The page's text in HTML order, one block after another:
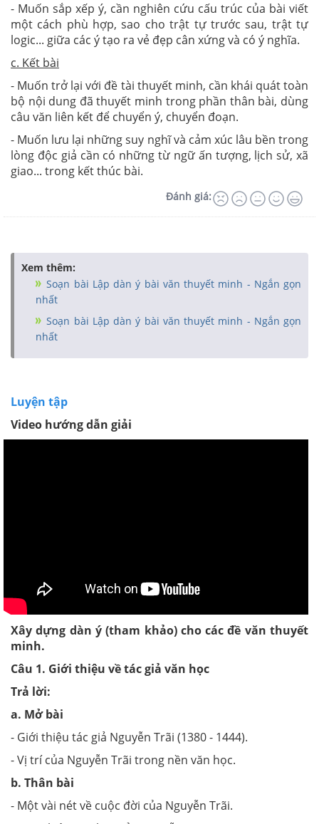
- Muốn sắp xếp ý, cần nghiên cứu cấu trúc của bài viết
một cách phù hợp, sao cho trật tự trước sau, trật tự
logic... giữa các ý tạo ra vẻ đẹp cân xứng và có ý nghĩa.
c. Kết bài
- Muốn trở lại với đề tài thuyết minh, cần khái quát toàn
bộ nội dung đã thuyết minh trong phần thân bài, dùng
câu văn liên kết để chuyển ý, chuyển đoạn.
- Muốn lưu lại những suy nghĩ và cảm xúc lâu bền trong
lòng độc giả cần có những từ ngữ ấn tượng, lịch sử, xã
giao... trong kết thúc bài.
Đánh giá:
Xem thêm:
Soạn bài Lập dàn ý bài văn thuyết minh - Ngắn gọn
nhất
Soạn bài Lập dàn ý bài văn thuyết minh - Ngắn gọn
nhất
Luyện tập
Video hướng dẫn giải
Xây dựng dàn ý (tham khảo) cho các đề văn thuyết
minh.
Câu 1. Giới thiệu về tác giả văn học
Trả lời:
a. Mở bài
- Giới thiệu tác giả Nguyễn Trãi (1380 - 1444).
- Vị trí của Nguyễn Trãi trong nền văn học.
b. Thân bài
- Một vài nét về cuộc đời của Nguyễn Trãi.